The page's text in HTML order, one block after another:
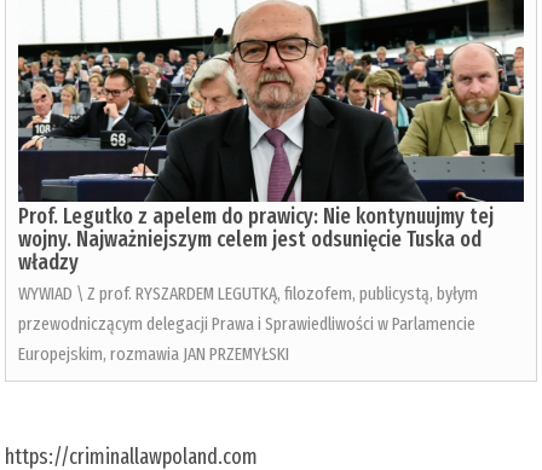
Prof. Legutko z apelem do prawicy: Nie kontynuujmy tej
wojny. Najważniejszym celem jest odsunięcie Tuska od
władzy
WYWIAD \ Z prof. RYSZARDEM LEGUTKĄ, filozofem, publicystą, byłym
przewodniczącym delegacji Prawa i Sprawiedliwości w Parlamencie
Europejskim, rozmawia JAN PRZEMYŁSKI
https://criminallawpoland.com